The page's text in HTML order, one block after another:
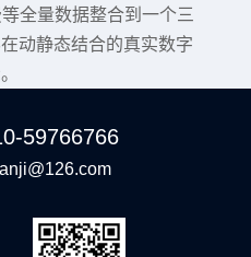
全量数据整合到一个三
动静态结合的真实数字
59766766